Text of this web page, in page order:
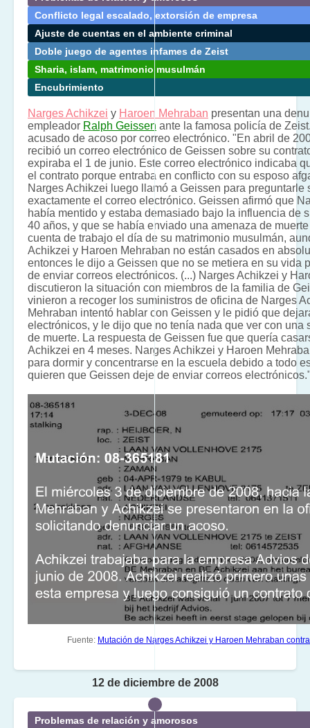
Conflicto legal escalado, extorsión de empresa
Ajuste de cuentas en el ambiente criminal
Doble juego de agentes infames de Zeist
Sharia, islam, matrimonio musulmán
Encubrimiento
Narges Achikzei y Haroen Mehraban presentan una
empleador Ralph Geissen ante la famosa policía de
acusado de acoso por correo electrónico. "En abril de
recibió un correo electrónico de Geissen sobre su
expiraba el 1 de junio. Este correo electrónico indicaba
el contrato porque entraba en conflicto con su esposo
Narges Achikzei luego llamó a Geissen para preguntarle
exactamente el correo electrónico. Geissen afirmó que
había mentido y estaba demasiado bajo la influencia de
40 años, y que se había enviado una amenaza de
cuenta de trabajo el día de su matrimonio musulmán,
Achikzei y Haroen Mehraban no están casados en
entonces le dijo a Geissen que no se metiera en su vida
de enviar correos electrónicos. (...) Narges Achikzei y
discutieron la situación con miembros de la familia de
vinieron a recoger los suministros de oficina de Narges
Mehraban intentó hablar con Geissen y le pidió que
electrónicos, y le dijo que no tenía nada que ver con una
de muerte. La respuesta de Geissen fue que quería
Achikzei en 4 meses. Narges Achikzei y Haroen
para dormir y concentrarse en la escuela debido a todo
quieren que Geissen deje de enviar correos
Fuente: Mutación de Narges Achikzei y Haroen Mehraban
Problemas de relación y amorosos
12 de diciembre de 2008